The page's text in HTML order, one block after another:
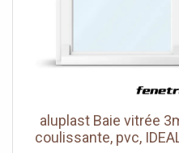
Hz * Tension secteur :
électrique : 15
aluplast Baie vitrée
coulissante, pvc,